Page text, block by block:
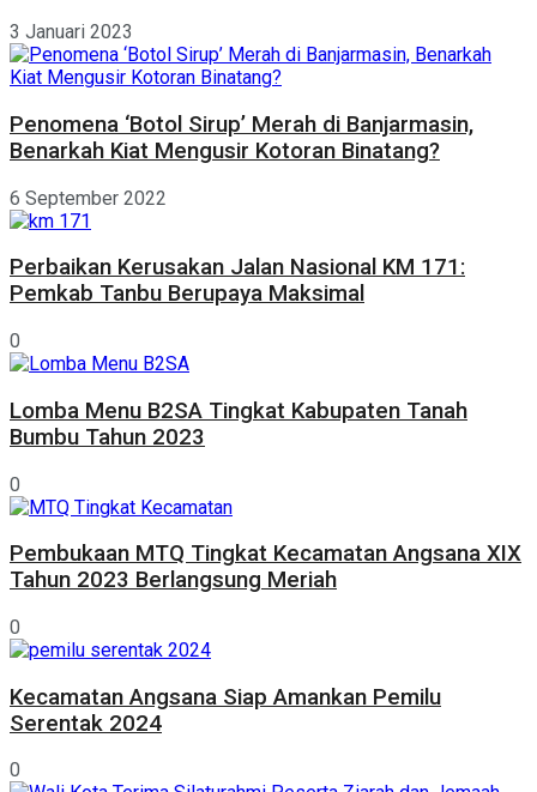
3 Januari 2023
Penomena ‘Botol Sirup’ Merah di Banjarmasin,
Benarkah Kiat Mengusir Kotoran Binatang?
6 September 2022
Perbaikan Kerusakan Jalan Nasional KM 171:
Pemkab Tanbu Berupaya Maksimal
0
Lomba Menu B2SA Tingkat Kabupaten Tanah
Bumbu Tahun 2023
0
Pembukaan MTQ Tingkat Kecamatan Angsana XIX
Tahun 2023 Berlangsung Meriah
0
Kecamatan Angsana Siap Amankan Pemilu
Serentak 2024
0